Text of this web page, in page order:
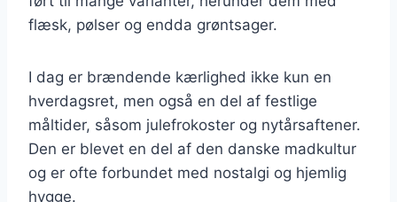
flæsk, pølser og endda grøntsager.
I dag er brændende kærlighed ikke kun en
hverdagsret, men også en del af festlige
måltider, såsom julefrokoster og nytårsaftener.
Den er blevet en del af den danske madkultur
og er ofte forbundet med nostalgi og hjemlig
hygge.